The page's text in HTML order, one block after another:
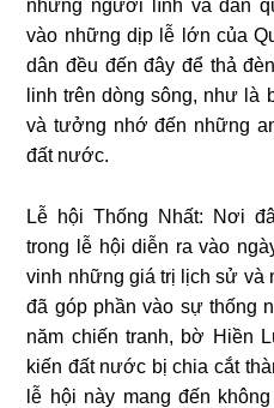
những người lính và dân
vào những dịp lễ lớn của
dân đều đến đây để thả
linh trên dòng sông, như
và tưởng nhớ đến những
đất nước.
Lễ hội Thống Nhất: Nơi
trong lễ hội diễn ra vào
vinh những giá trị lịch sử và
đã góp phần vào sự thống
năm chiến tranh, bờ Hiền
kiến đất nước bị chia cắt
lễ hội này mang đến